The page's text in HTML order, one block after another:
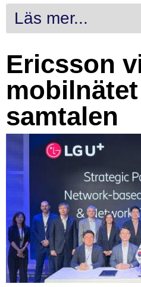
Läs mer...
Ericsson
samtalen